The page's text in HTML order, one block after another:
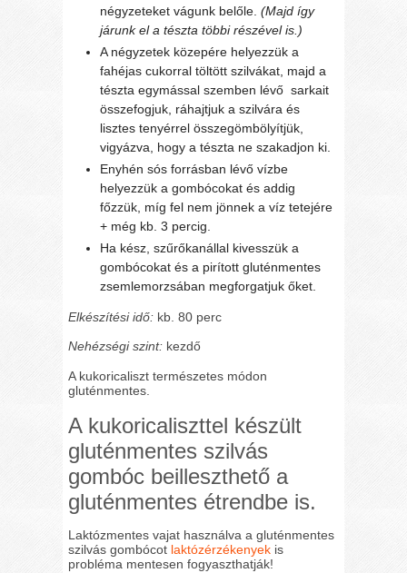
négyzeteket vágunk belőle.(Majd így
járunk el a tészta többi részével is.)
A négyzetek közepére helyezzük a
fahéjas cukorral töltött szilvákat, majd a
tészta egymással szemben lévő sarkait
összefogjuk, ráhajtjuk a szilvára és
lisztes tenyérrel összegömbölyítjük,
vigyázva, hogy a tészta ne szakadjon ki.
Enyhén sós forrásban lévő vízbe
helyezzük a gombócokat és addig
főzzük, míg fel nem jönnek a víz tetejére
+ még kb. 3 percig.
Ha kész, szűrőkanállal kivesszük a
gombócokat és a pirított gluténmentes
zsemlemorzsában megforgatjuk őket.
Elkészítési idő: kb. 80 perc
Nehézségi szint: kezdő
A kukoricaliszt természetes módon
gluténmentes.
A kukoricaliszttel készült
gluténmentes szilvás
gombóc beilleszthető a
gluténmentes étrendbe is.
Laktózmentes vajat használva a gluténmentes
szilvás gombócot laktózérzékenyek is
probléma mentesen fogyaszthatják!